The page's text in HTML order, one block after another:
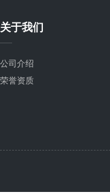
关于我们
公司介绍
荣誉资质